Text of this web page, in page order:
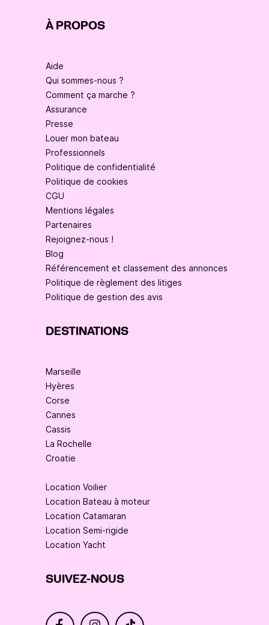
À PROPOS
Aide
Qui sommes-nous ?
Comment ça marche ?
Assurance
Presse
Louer mon bateau
Professionnels
Politique de confidentialité
Politique de cookies
CGU
Mentions légales
Partenaires
Rejoignez-nous !
Blog
Référencement et classement des annonces
Politique de règlement des litiges
Politique de gestion des avis
DESTINATIONS
Marseille
Hyères
Corse
Cannes
Cassis
La Rochelle
Croatie
Location Voilier
Location Bateau à moteur
Location Catamaran
Location Semi-rigide
Location Yacht
SUIVEZ-NOUS